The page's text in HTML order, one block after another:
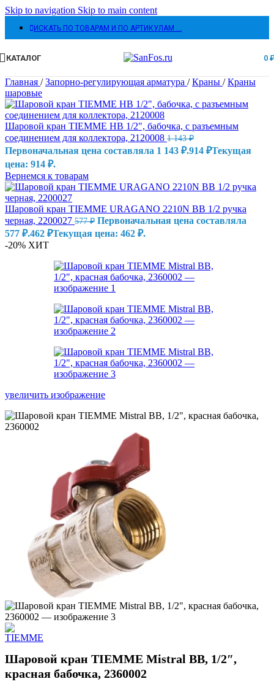
Skip to navigation Skip to main content
ИСКАТЬ ПО ТОВАРАМ И ПО АРТИКУЛАМ …
КАТАЛОГ 0
Главная / Запорно-регулирующая арматура / Краны / Краны
шаровые
Шаровой кран TIEMME НВ 1/2", бабочка, с разъемным
соединением для коллектора, 2120008 1 143₽
Первоначальная цена составляла 1 143 ₽.914 ₽Текущая
цена: 914 ₽.
Вернемся к товарам
Шаровой кран TIEMME URAGANO 2210N ВВ 1/2 ручка
черная, 2200027 577₽ Первоначальная цена составляла
577 ₽.462 ₽Текущая цена: 462 ₽.
-20% ХИТ
увеличить изображение
Шаровой кран TIEMME Mistral ВВ, 1/2″,
красная бабочка, 2360002